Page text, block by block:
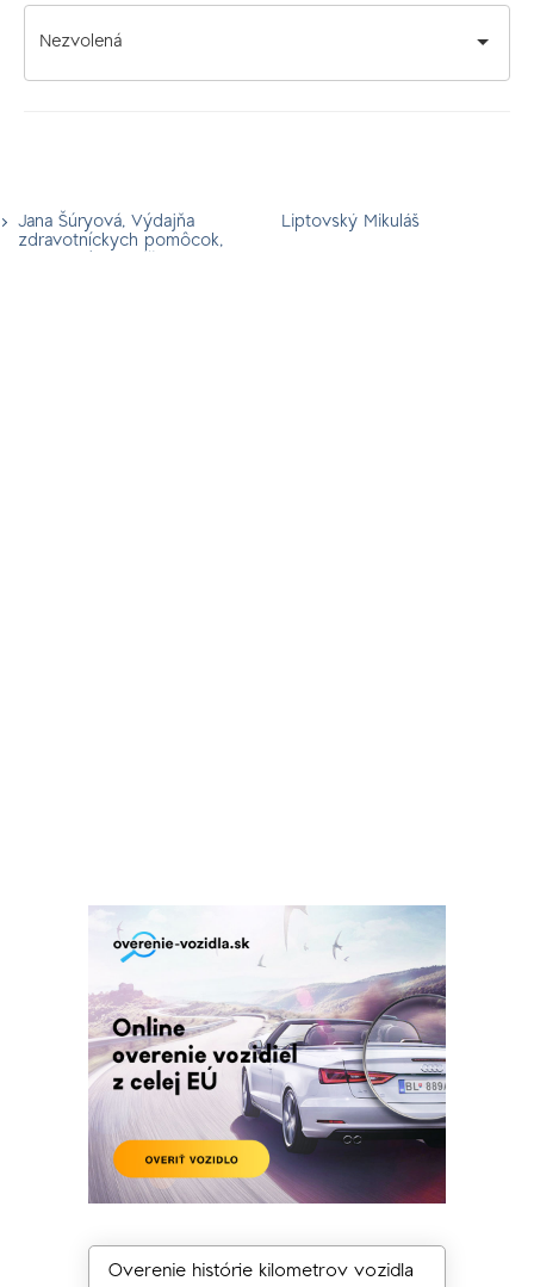
Nezvolená
Jana Šúryová, Výdajňa
zdravotníckych pomôcok,
Liptovský Mikuláš
Overenie histórie kilometrov vozidla